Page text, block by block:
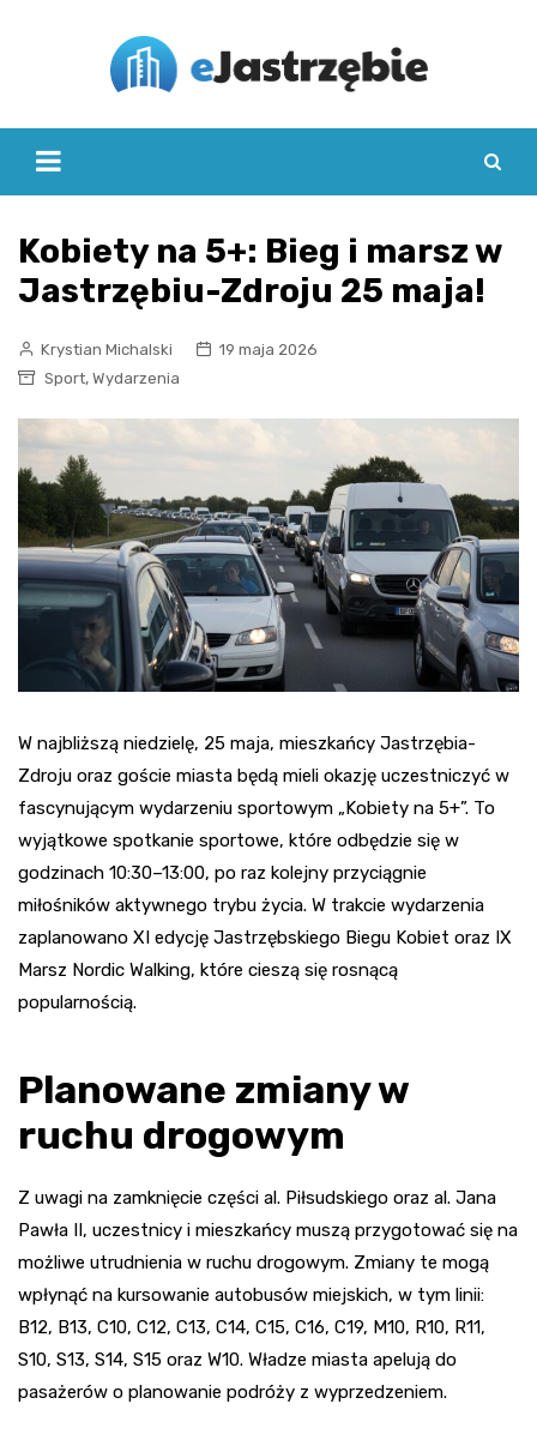
Kobiety na 5+: Bieg i marsz w
Jastrzębiu-Zdroju 25 maja!
Krystian Michalski
19 maja 2026
Sport, Wydarzenia
W najbliższą niedzielę, 25 maja, mieszkańcy Jastrzębia-
Zdroju oraz goście miasta będą mieli okazję uczestniczyć w
fascynującym wydarzeniu sportowym „Kobiety na 5+”. To
wyjątkowe spotkanie sportowe, które odbędzie się w
godzinach 10:30–13:00, po raz kolejny przyciągnie
miłośników aktywnego trybu życia. W trakcie wydarzenia
zaplanowano XI edycję Jastrzębskiego Biegu Kobiet oraz IX
Marsz Nordic Walking, które cieszą się rosnącą
popularnością.
Planowane zmiany w
ruchu drogowym
Z uwagi na zamknięcie części al. Piłsudskiego oraz al. Jana
Pawła II, uczestnicy i mieszkańcy muszą przygotować się na
możliwe utrudnienia w ruchu drogowym. Zmiany te mogą
wpłynąć na kursowanie autobusów miejskich, w tym linii:
B12, B13, C10, C12, C13, C14, C15, C16, C19, M10, R10, R11,
S10, S13, S14, S15 oraz W10. Władze miasta apelują do
pasażerów o planowanie podróży z wyprzedzeniem.